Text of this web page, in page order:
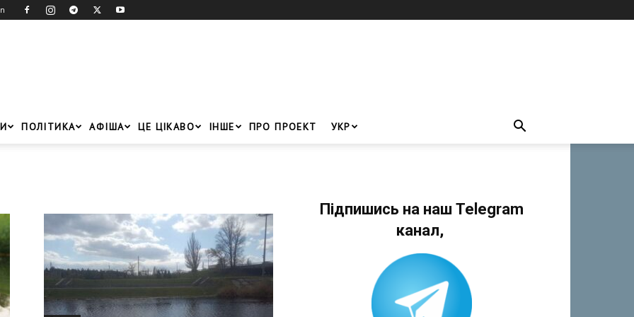
ПОЛІТИКА АФІША ЦЕ ЦІКАВО ІНШЕ ПРО ПРОЕКТ УКР
Підпишись на наш Telegram
канал,